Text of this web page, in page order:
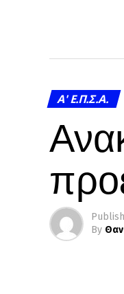
A' Ε.Π.Σ.Α.
By